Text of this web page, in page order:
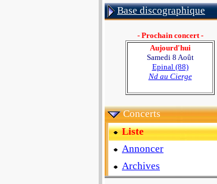
Base discographique
- Prochain concert -
Aujourd'hui
Samedi 8 Août
Epinal (88)
Nd au Cierge
Concerts
Liste
Annoncer
Archives